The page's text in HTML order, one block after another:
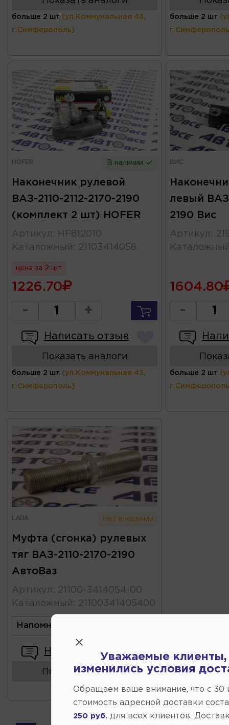
больше 2 шт (ул.Коммунальная 43,
г.Симферополь)
больше 2 шт
HOFER В наличии
Наконечник рулевой
ВАЗ-2110-2112-2170-2190
(комплект 2 шт) HOFER
Артикул :
HF812010
Каталожный : 21103414056
цена за 2 шт
1226.70
- +
Написать отзыв
Показать аналоги
больше 2 шт (ул.Коммунальная 43,
г.Симферополь)
ВИС
левый ВАЗ-
2190 Вис
Артикул :
1604.80
-
больше 2 шт
LADA Нет в наличии
Муфта (сгонка) рулевых
тяг ВАЗ-2110-2170-2190
АвтоВаз
Артикул : 21100-3414054-00
Каталожный : 21100341405400
Напомнить о поступлении
Написать отзыв
Показать аналоги
Уважаемые клиенты,
изменились условия
Обращаем ваше внимание, что c 30
стоимость адресной доставки
250 руб. для всех клиентов.